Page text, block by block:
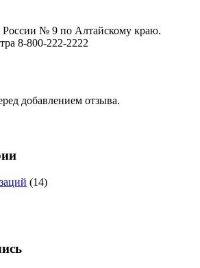
№ 9 по Алтайскому краю.
8-800-222-2222
добавлением отзыва.
(14)